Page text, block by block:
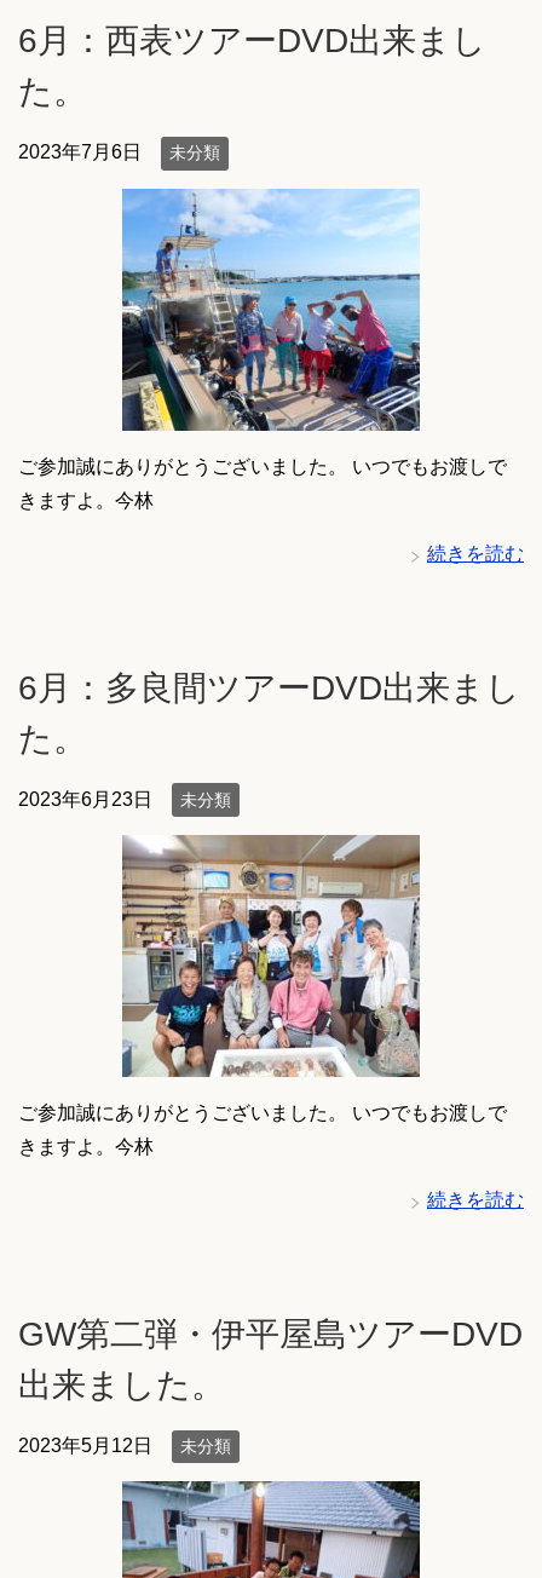
6月：西表ツアーDVD出来まし
た。
2023年7月6日 未分類
ご参加誠にありがとうございました。 いつでもお渡しで
きますよ。今林
続きを読む
6月：多良間ツアーDVD出来まし
た。
2023年6月23日 未分類
ご参加誠にありがとうございました。 いつでもお渡しで
きますよ。今林
続きを読む
GW第二弾・伊平屋島ツアーDVD
出来ました。
2023年5月12日 未分類